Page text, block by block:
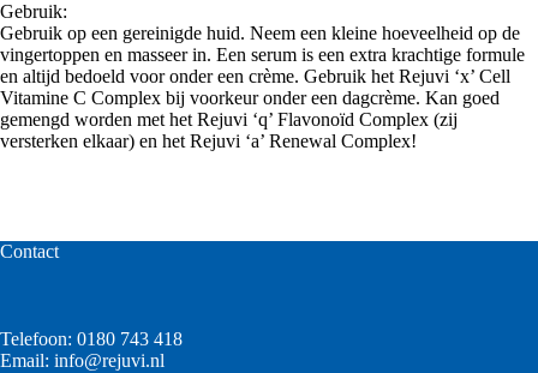
Gebruik:
Gebruik op een gereinigde huid. Neem een kleine hoeveelheid op de
vingertoppen en masseer in. Een serum is een extra krachtige formule
en altijd bedoeld voor onder een crème. Gebruik het Rejuvi ‘x’ Cell
Vitamine C Complex bij voorkeur onder een dagcrème. Kan goed
gemengd worden met het Rejuvi ‘q’ Flavonoïd Complex (zij
versterken elkaar) en het Rejuvi ‘a’ Renewal Complex!
Contact
Telefoon: 0180 743 418
Email: info@rejuvi.nl